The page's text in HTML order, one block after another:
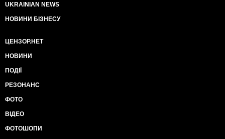
UKRAINIAN NEWS
НОВИНИ БІЗНЕСУ
ЦЕНЗОР.НЕТ
НОВИНИ
ПОДІЇ
РЕЗОНАНС
ФОТО
ВІДЕО
ФОТОШОПИ